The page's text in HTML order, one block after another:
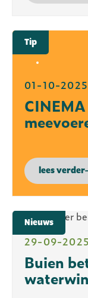
Tip
01-10-2025
lees verder
Nieuws
29-09-2025
Buien